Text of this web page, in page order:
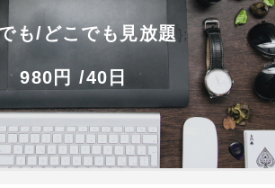
も/どこでも見放題 };
980円 /40日